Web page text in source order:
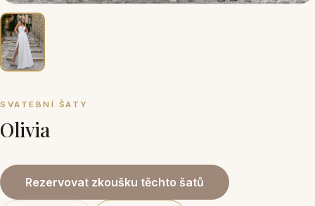
SVATEBNÍ ŠATY
Olivia
Rezervovat zkoušku těchto šatů